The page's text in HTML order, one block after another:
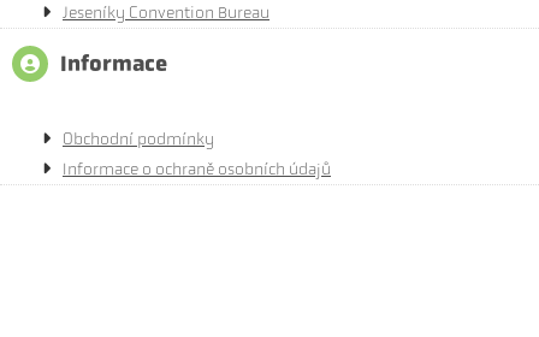
Jeseníky Convention Bureau
Informace
Obchodní podmínky
Informace o ochraně osobních údajů